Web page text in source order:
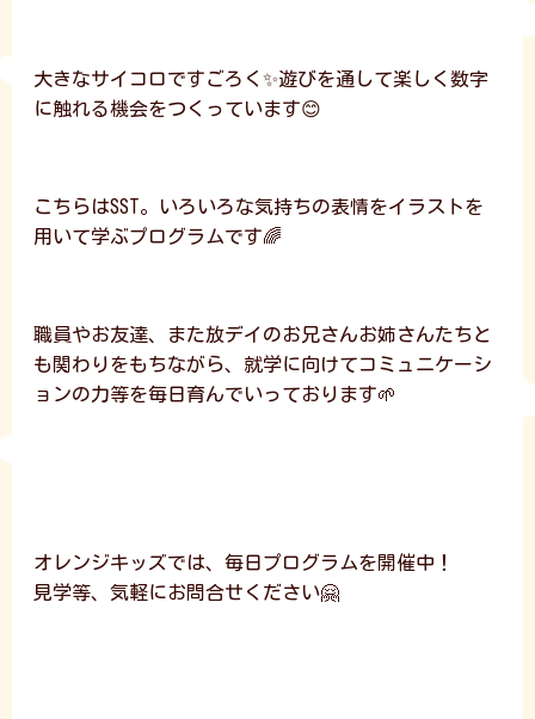
大きなサイコロですごろく✨遊びを通して楽しく数字
に触れる機会をつくっています😊
こちらはSST。いろいろな気持ちの表情をイラストを
用いて学ぶプログラムです🌈
職員やお友達、また放デイのお兄さんお姉さんたちと
も関わりをもちながら、就学に向けてコミュニケーシ
ョンの力等を毎日育んでいっております🌱
オレンジキッズでは、毎日プログラムを開催中！
見学等、気軽にお問合せください🤗